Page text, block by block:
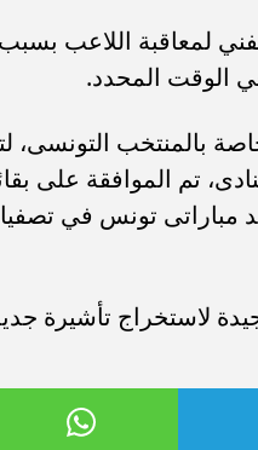
لمعاقبة اللاعب
الوقت المحدد.
بالمنتخب
تم الموافقة على
مباراتى تونس في
لاستخراج تأشيرة